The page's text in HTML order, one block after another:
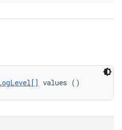
values ()